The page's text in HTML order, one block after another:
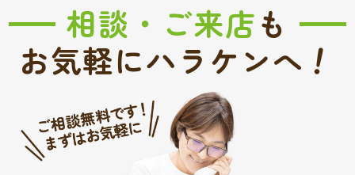
相談・ご来店も
お気軽にハラケンへ！